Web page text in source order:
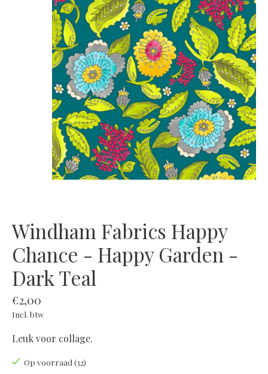
Windham Fabrics Happy
Chance - Happy Garden -
Dark Teal
€2,00
Incl. btw
Leuk voor collage.
Op voorraad (32)